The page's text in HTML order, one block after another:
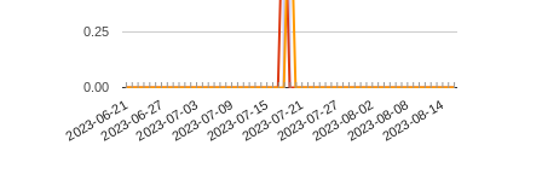
2023-06-212023-06-272023-07-032023-07-092023-07-152023-07-212023-07-272023-08-022023-08-082023-08-14
0.00
0.25